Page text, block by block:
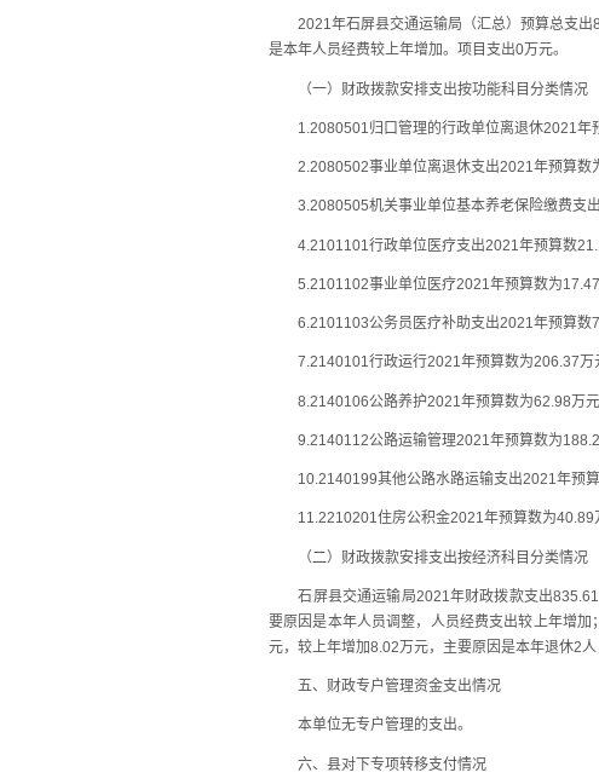
2021年石屏县交通运输局（汇总）预算总支出
是本年人员经费较上年增加。项目支出0万元。
（一）财政拨款安排支出按功能科目分类情况
1.2080501归口管理的行政单位离退休2021年预
2.2080502事业单位离退休支出2021年预算数
3.2080505机关事业单位基本养老保险缴费支出
4.2101101行政单位医疗支出2021年预算数
5.2101102事业单位医疗2021年预算数为17.47
6.2101103公务员医疗补助支出2021年预算数
7.2140101行政运行2021年预算数为206.37万
8.2140106公路养护2021年预算数为62.98万元
9.2140112公路运输管理2021年预算数为
10.2140199其他公路水路运输支出2021年预算
11.2210201住房公积金2021年预算数为40.89
（二）财政拨款安排支出按经济科目分类情况
石屏县交通运输局2021年财政拨款支出835.61
要原因是本年人员调整，人员经费支出较上年增
元，较上年增加8.02万元，主要原因是本年退休2人
五、财政专户管理资金支出情况
本单位无专户管理的支出。
六、县对下专项转移支付情况